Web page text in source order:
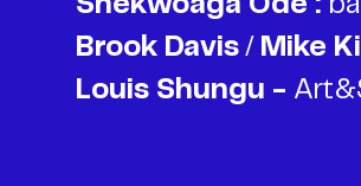
Brook Davis / Mike
Louis Shungu -